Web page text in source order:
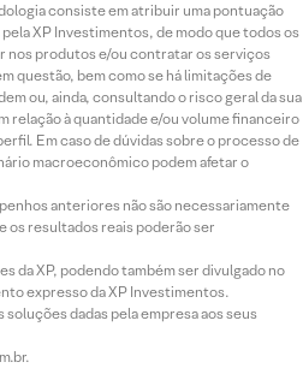
consiste em atribuir uma pontuação
XP Investimentos, de modo que todos os
nos produtos e/ou contratar os serviços
questão, bem como se há limitações de
ou, ainda, consultando o risco geral da sua
relação à quantidade e/ou volume financeiro
Em caso de dúvidas sobre o processo de
macroeconômico podem afetar o
anteriores não são necessariamente
os resultados reais poderão ser
da XP, podendo também ser divulgado no
expresso da XP Investimentos.
dadas pela empresa aos seus